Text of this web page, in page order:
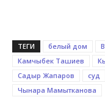
ТЕГИ белый дом
Камчыбек Ташиев
Садыр Жапаров
суд
Чынара Мамытканова